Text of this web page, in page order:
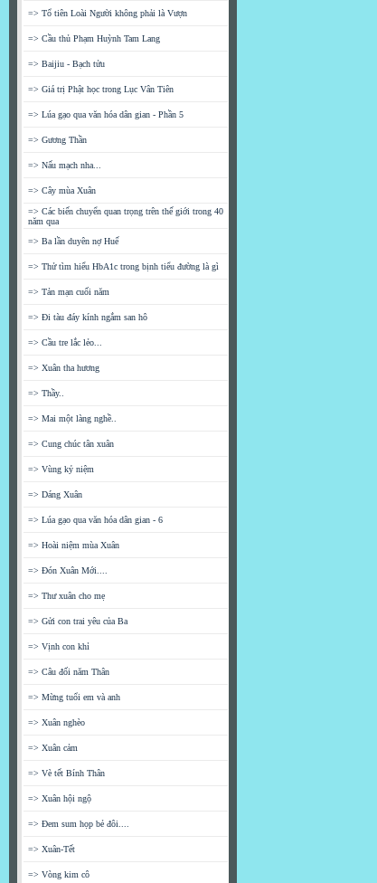
=> Tổ tiên Loài Người không phải là Vượn
=> Cầu thủ Phạm Huỳnh Tam Lang
=> Baijiu - Bạch tửu
=> Giá trị Phật học trong Lục Vân Tiên
=> Lúa gạo qua văn hóa dân gian - Phần 5
=> Gương Thần
=> Nấu mạch nha...
=> Cây mùa Xuân
=> Các biến chuyển quan trọng trên thế giới trong 40
năm qua
=> Ba lần duyên nợ Huế
=> Thử tìm hiểu HbA1c trong bịnh tiểu đường là gì
=> Tản mạn cuối năm
=> Đi tàu đáy kính ngắm san hô
=> Cầu tre lắc lẻo...
=> Xuân tha hương
=> Thầy..
=> Mai một làng nghề..
=> Cung chúc tân xuân
=> Vùng kỷ niệm
=> Dáng Xuân
=> Lúa gạo qua văn hóa dân gian - 6
=> Hoài niệm mùa Xuân
=> Đón Xuân Mới....
=> Thư xuân cho mẹ
=> Gửi con trai yêu của Ba
=> Vịnh con khỉ
=> Câu đối năm Thân
=> Mừng tuổi em và anh
=> Xuân nghèo
=> Xuân cảm
=> Vè tết Bính Thân
=> Xuân hội ngộ
=> Đem sum họp bẻ đôi....
=> Xuân-Tết
=> Vòng kim cô